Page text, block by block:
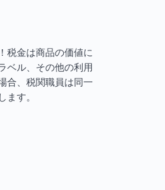
税金は商品の価値に
ベル、その他の利用
合、税関職員は同一
す。